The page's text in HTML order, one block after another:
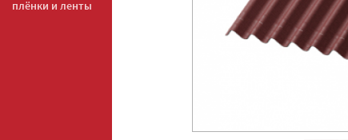
плёнки и ленты